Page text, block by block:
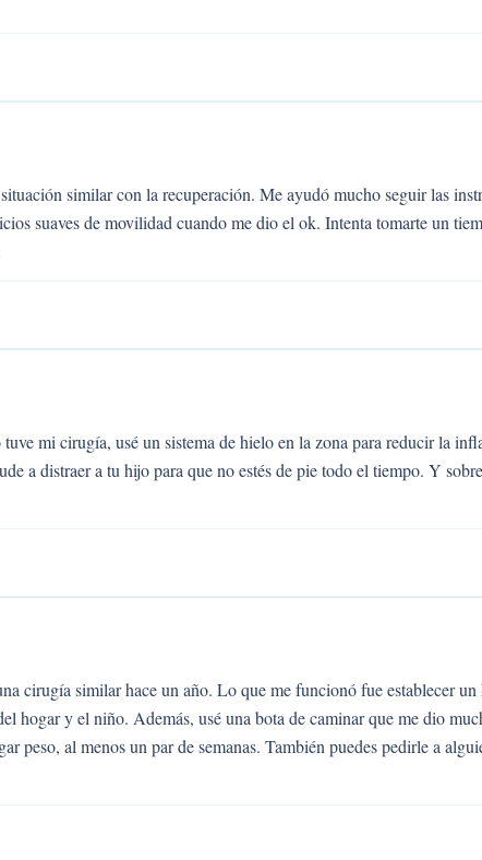
similar con la recuperación. Me ayudó mucho seguir las
suaves de movilidad cuando me dio el ok. Intenta tomarte un
mi cirugía, usé un sistema de hielo en la zona para reducir la
a distraer a tu hijo para que no estés de pie todo el tiempo. Y
cirugía similar hace un año. Lo que me funcionó fue establecer
hogar y el niño. Además, usé una bota de caminar que me dio
peso, al menos un par de semanas. También puedes pedirle a